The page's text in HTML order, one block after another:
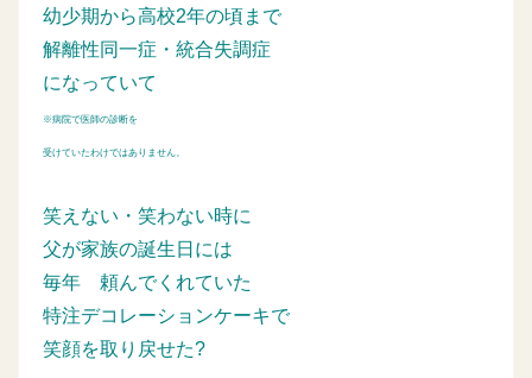
幼少期から高校2年の頃まで
解離性同一症・統合失調症
になっていて
※病院で医師の診断を
受けていたわけではありません。
笑えない・笑わない時に
父が家族の誕生日には
毎年 頼んでくれていた
特注デコレーションケーキで
笑顔を取り戻せた?